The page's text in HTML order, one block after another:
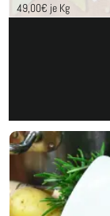
49,00€ je Kg